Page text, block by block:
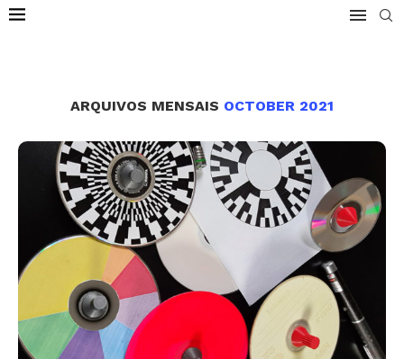
ARQUIVOS MENSAIS OCTOBER 2021